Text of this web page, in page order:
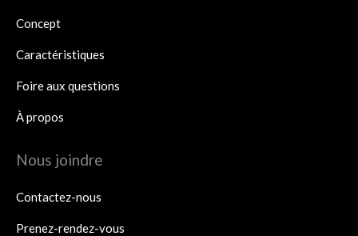
Concept
Caractéristiques
Foire aux questions
À propos
Nous joindre
Contactez-nous
Prenez-rendez-vous